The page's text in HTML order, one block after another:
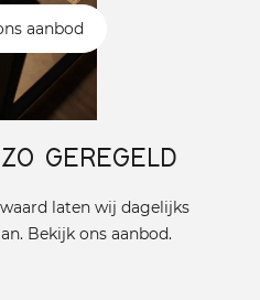
ons
aanbod
GEREGELD
laten wij dagelijks
Bekijk ons aanbod.